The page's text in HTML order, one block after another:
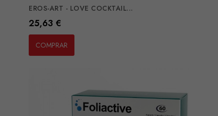
EROS-ART - LOVE COCKTAIL...
Preço
25,63 €
COMPRAR